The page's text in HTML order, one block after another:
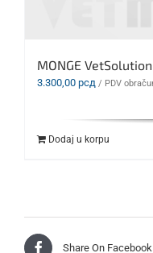
MONGE
3.300,00 рсд / PDV
Dodaj u korpu
Share On Facebook